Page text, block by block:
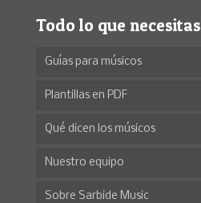
Todo lo que necesitas
Guías para músicos
Plantillas en PDF
Qué dicen los músicos
Nuestro equipo
Sobre Sarbide Music